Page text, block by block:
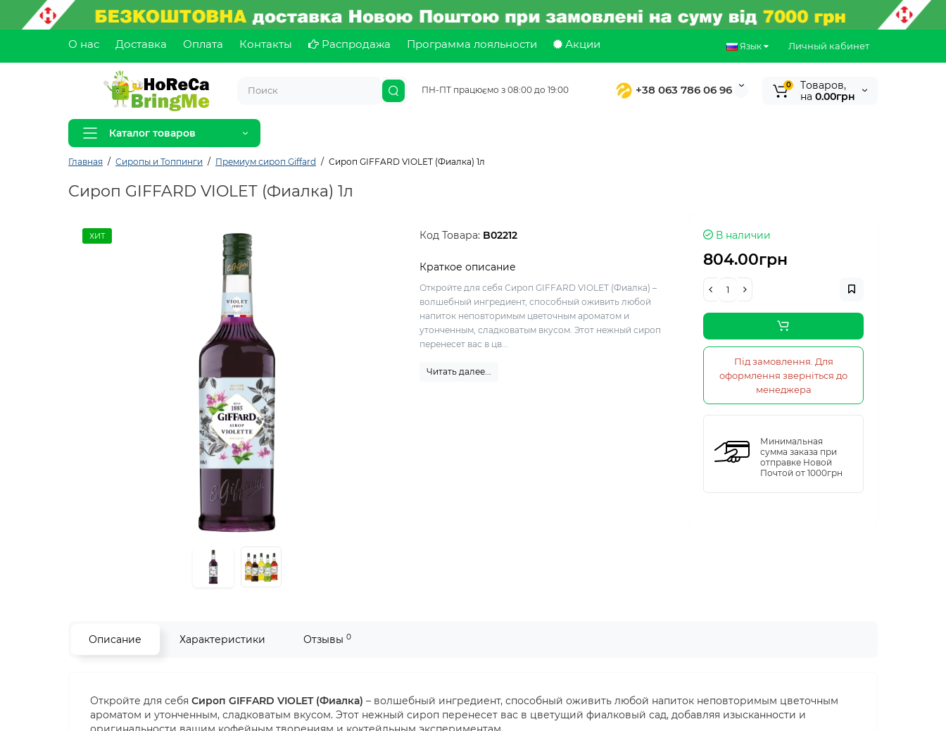
О нас Доставка Оплата Контакты Распродажа Программа лояльности Акции Личный кабинет
Язык
ПН-ПТ працюємо з 08:00 до 19:00 +38 063 786 06 96 0
Tоваров,
на 0.00грн
Каталог товаров
Главная Сиропы и Топпинги Премиум сироп Giffard Сироп GIFFARD VIOLET (Фиалка) 1л
Сироп GIFFARD VIOLET (Фиалка) 1л
ХИТ Код Товара: B02212
Краткое описание
Откройте для себя Сироп GIFFARD VIOLET (Фиалка) –
волшебный ингредиент, способный оживить любой
напиток неповторимым цветочным ароматом и
утонченным, сладковатым вкусом. Этот нежный сироп
перенесет вас в цв...
Читать далее...
В наличии
804.00грн
Під замовлення. Для
оформлення зверніться до
менеджера
Минимальная
сумма заказа при
отправке Новой
Почтой от 1000грн
Описание Характеристики Отзывы 0
Откройте для себя Сироп GIFFARD VIOLET (Фиалка) – волшебный ингредиент, способный оживить любой напиток неповторимым цветочным
ароматом и утонченным, сладковатым вкусом. Этот нежный сироп перенесет вас в цветущий фиалковый сад, добавляя изысканности и